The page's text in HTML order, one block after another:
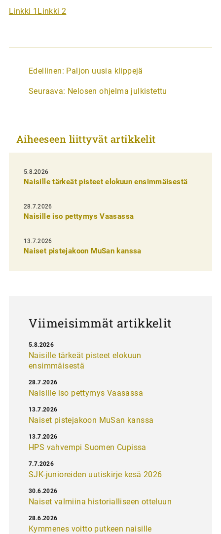
Linkki 1 Linkki 2
A
t
k
e
l
i
e
n
e
Edellinen: Paljon uusia klippejä
Seuraava: Nelosen ohjelma julkistettu
Aiheeseen liittyvät artikkelit
5.8.2026
Naisille tärkeät pisteet elokuun ensimmäisestä
28.7.2026
Naisille iso pettymys Vaasassa
13.7.2026
Naiset pistejakoon MuSan kanssa
Viimeisimmät artikkelit
Naisille tärkeät pisteet elokuun
ensimmäisestä
5.8.2026
Naisille iso pettymys Vaasassa
28.7.2026
Naiset pistejakoon MuSan kanssa
13.7.2026
HPS vahvempi Suomen Cupissa
13.7.2026
SJK-junioreiden uutiskirje kesä 2026
7.7.2026
Naiset valmiina historialliseen otteluun
30.6.2026
Kymmenes voitto putkeen naisille
28.6.2026